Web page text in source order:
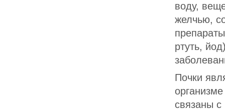
воду,
желчью,
ртуть,
Почки
связаны с